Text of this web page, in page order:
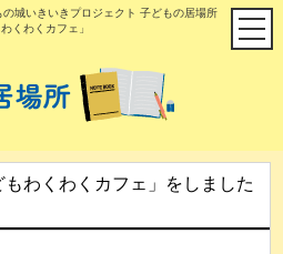
城いきいきプロジェクト 子どもの居場所
くわくカフェ」
わくわくカフェ」をしました